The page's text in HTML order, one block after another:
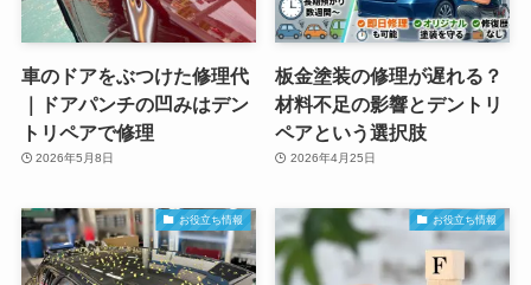
車のドアをぶつけた修理代
｜ドアパンチの凹みはデン
トリペアで修理
2026年5月8日
板金塗装の修理が遅れる？
材料不足の影響とデントリ
ペアという選択肢
2026年4月25日
お役立ち情報 お役立ち情報